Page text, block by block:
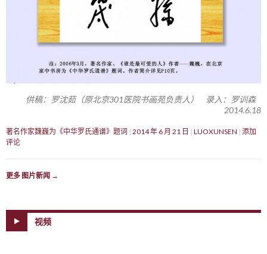
供稿：罗沈茹（原北京301医院书画苑负责人） 录入：罗训森
2014.6.18
著名作家魏巍为《中华罗氏通谱》题词 2014 年 6 月 21 日 LUOXUNSEN 添加
评论
更多 图片新闻 →
视频